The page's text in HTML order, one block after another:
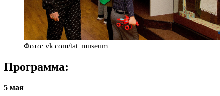
Фото: vk.com/tat_museum
Программа:
5 мая